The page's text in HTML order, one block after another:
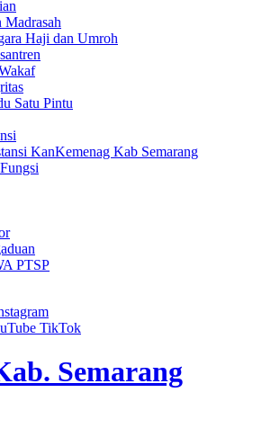
Madrasah
Haji dan Umroh
Satu Pintu
KanKemenag Kab Semarang
PTSP
TikTok
Semarang